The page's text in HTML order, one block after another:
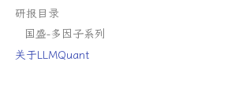
研报目录
国盛-多因子系列
关于LLMQuant